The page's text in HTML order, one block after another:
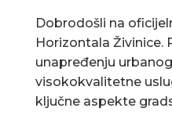
Dobrodošli na
Horizontala Živinice.
unapređenju
visokokvalitetne
ključne aspekte